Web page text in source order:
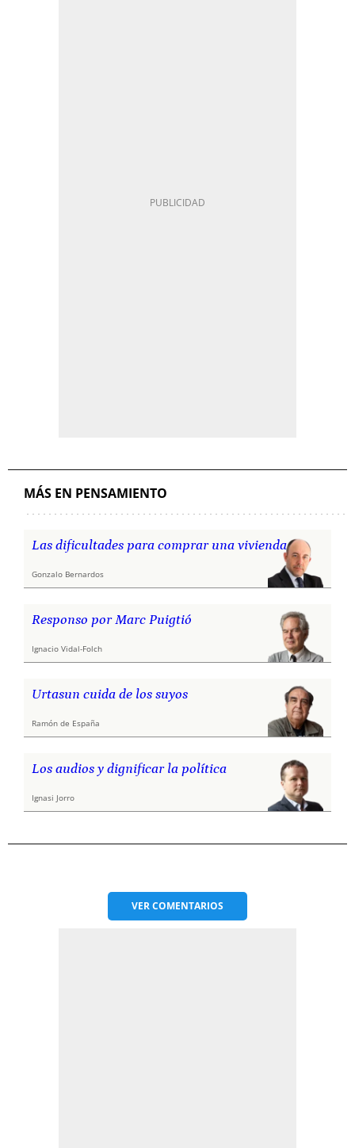
MÁS EN PENSAMIENTO
Las dificultades para comprar una vivienda
Gonzalo Bernardos
Responso por Marc Puigtió
Ignacio Vidal-Folch
Urtasun cuida de los suyos
Ramón de España
Los audios y dignificar la política
Ignasi Jorro
VERCOMENTARIOS